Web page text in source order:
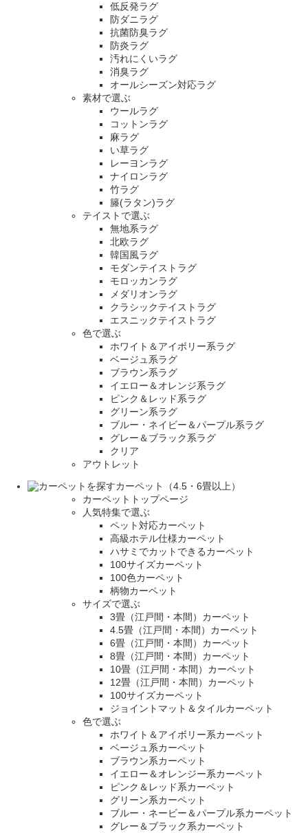
低反発ラグ
防ダニラグ
抗菌防臭ラグ
防炎ラグ
汚れにくいラグ
消臭ラグ
オールシーズン対応ラグ
素材で選ぶ
ウールラグ
コットンラグ
麻ラグ
い草ラグ
レーヨンラグ
ナイロンラグ
竹ラグ
籐(ラタン)ラグ
テイストで選ぶ
無地系ラグ
北欧ラグ
韓国風ラグ
モダンテイストラグ
モロッカンラグ
メダリオンラグ
クラシックテイストラグ
エスニックテイストラグ
色で選ぶ
ホワイト＆アイボリー系ラグ
ベージュ系ラグ
ブラウン系ラグ
イエロー＆オレンジ系ラグ
ピンク＆レッド系ラグ
グリーン系ラグ
ブルー・ネイビー＆パープル系ラグ
グレー＆ブラック系ラグ
クリア
アウトレット
カーペット（4.5・6畳以上）
カーペットトップページ
人気特集で選ぶ
ペット対応カーペット
高級ホテル仕様カーペット
ハサミでカットできるカーペット
100サイズカーペット
100色カーペット
柄物カーペット
サイズで選ぶ
3畳（江戸間・本間）カーペット
4.5畳（江戸間・本間）カーペット
6畳（江戸間・本間）カーペット
8畳（江戸間・本間）カーペット
10畳（江戸間・本間）カーペット
12畳（江戸間・本間）カーペット
100サイズカーペット
ジョイントマット＆タイルカーペット
色で選ぶ
ホワイト＆アイボリー系カーペット
ベージュ系カーペット
ブラウン系カーペット
イエロー＆オレンジー系カーペット
ピンク＆レッド系カーペット
グリーン系カーペット
ブルー・ネービー＆パープル系カーペット
グレー＆ブラック系カーペット